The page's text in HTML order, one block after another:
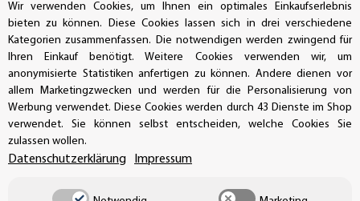
AUFKLEBERDEALER STORE
Handwerkerring 1, D-39326 Wolmirstedt
Bestellungen/Support: +49 (0)39-201-28-98-10
Buchhaltung: +49 (0)39-201-28-98-17
info@aufkleberdealer.de
Wir verwenden Cookies, um Ihnen ein optimales Einkaufserlebnis
bieten zu können. Diese Cookies lassen sich in drei verschiedene
Kategorien zusammenfassen. Die notwendigen werden zwingend für
Ihren Einkauf benötigt. Weitere Cookies verwenden wir, um
anonymisierte Statistiken anfertigen zu können. Andere dienen vor
allem Marketingzwecken und werden für die Personalisierung von
Werbung verwendet. Diese Cookies werden durch 43 Dienste im Shop
verwendet. Sie können selbst entscheiden, welche Cookies Sie
zulassen wollen.
Datenschutzerklärung Impressum